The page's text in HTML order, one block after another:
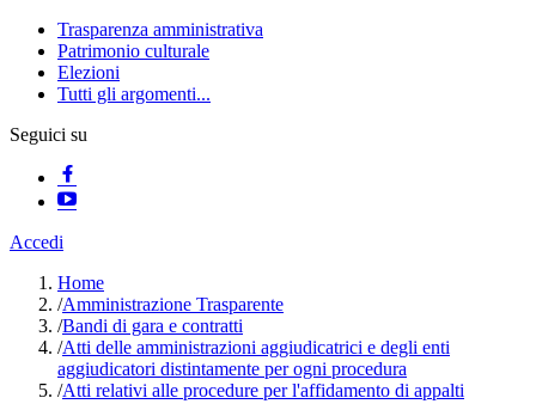
Trasparenza amministrativa
Patrimonio culturale
Elezioni
Tutti gli argomenti...
Seguici su
Accedi
Home
/Amministrazione Trasparente
/Bandi di gara e contratti
/Atti delle amministrazioni aggiudicatrici e degli enti
aggiudicatori distintamente per ogni procedura
/Atti relativi alle procedure per l'affidamento di appalti